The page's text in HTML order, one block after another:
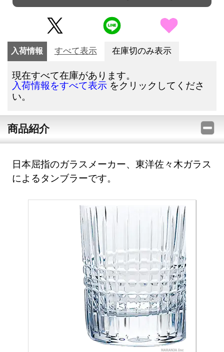
入荷情報 すべて表示 在庫切のみ表示
現在すべて在庫があります。
入荷情報をすべて表示 をクリックしてくださ
い。
商品紹介
日本屈指のガラスメーカー、東洋佐々木ガラス
によるタンブラーです。